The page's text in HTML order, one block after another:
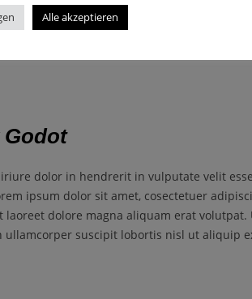
ullamcorper suscipit lobortis nisl ut aliquip
dolor in hendrerit in vulputate velit
ipsum dolor sit amet, cosectetuer
dolore magna aliquam erat
ullamcorper suscipit lobortis nisl ut aliquip
Alle akzeptieren